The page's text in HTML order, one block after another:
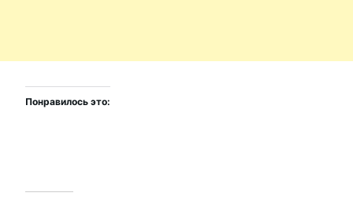
Понравилось это: